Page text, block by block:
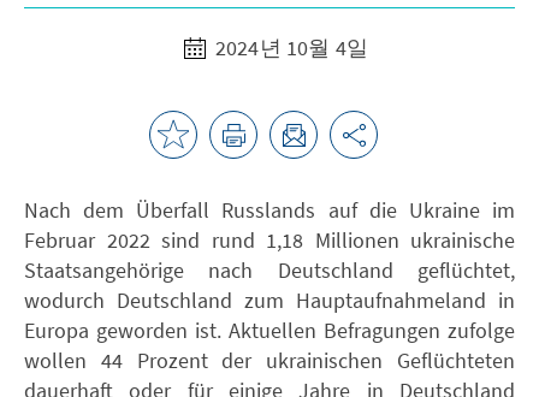
2024년 10월 4일
Nach dem Überfall Russlands auf die Ukraine im
Februar 2022 sind rund 1,18 Millionen ukrainische
Staatsangehörige nach Deutschland geflüchtet,
wodurch Deutschland zum Hauptaufnahmeland in
Europa geworden ist. Aktuellen Befragungen zufolge
wollen 44 Prozent der ukrainischen Geflüchteten
dauerhaft oder für einige Jahre in Deutschland